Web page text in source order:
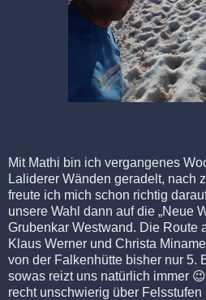
Mit Mathi bin ich vergangenes
Laliderer Wänden geradelt, nach
freute ich mich schon richtig
unsere Wahl dann auf die „Neue
Grubenkar Westwand. Die Route
Klaus Werner und Christa
von der Falkenhütte bisher nur 5.
sowas reizt uns natürlich immer 😉
recht unschwierig über